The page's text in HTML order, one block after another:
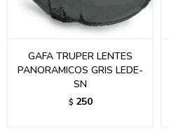
GAFA TRUPER LENTES
PANORAMICOS GRIS LEDE-
SN
$ 250